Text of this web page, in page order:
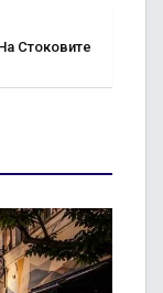
Стоковите